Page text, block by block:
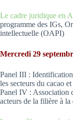
Le cadre juridique en
programme des IGs,
intellectuelle (OAPI)
Mercredi 29
Panel III :
les secteurs du cacao
Panel IV : Association
acteurs de la filière à la